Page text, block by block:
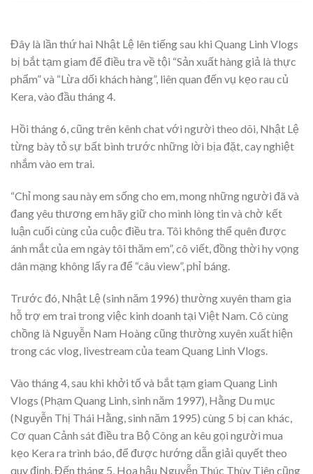
Đây là lần thứ hai Nhật Lệ lên tiếng sau khi Quang Linh Vlogs
bị bắt tạm giam để điều tra về tội “Sản xuất hàng giả là thực
phẩm” và “Lừa dối khách hàng”, liên quan đến vụ kẹo rau củ
Kera, vào đầu tháng 4.
Hồi tháng 6, cũng trên kênh chat với người theo dõi, Nhật Lệ
từng bày tỏ sự bất bình trước những lời bịa đặt, cay nghiệt
nhắm vào em trai.
“Chỉ mong sau này em sống cho em, mong những người đã và
đang yêu thương em hãy giữ cho mình lòng tin và chờ kết
luận cuối cùng của cuộc điều tra. Tôi không thể quên được
ánh mắt của em ngày tôi thăm em”, cô viết, đồng thời hy vọng
dân mạng không lấy ra để “câu view”, phỉ báng.
Trước đó, Nhật Lệ (sinh năm 1996) thường xuyên tham gia
hỗ trợ em trai trong việc kinh doanh tại Việt Nam. Cô cùng
chồng là Nguyễn Nam Hoàng cũng thường xuyên xuất hiện
trong các vlog, livestream của team Quang Linh Vlogs.
Vào tháng 4, sau khi khởi tố và bắt tạm giam Quang Linh
Vlogs (Phạm Quang Linh, sinh năm 1997), Hằng Du mục
(Nguyễn Thị Thái Hằng, sinh năm 1995) cùng 5 bị can khác,
Cơ quan Cảnh sát điều tra Bộ Công an kêu gọi người mua
kẹo Kera ra trình báo, để được hướng dẫn giải quyết theo
quy định. Đến tháng 5, Hoa hậu Nguyễn Thúc Thùy Tiên cũng